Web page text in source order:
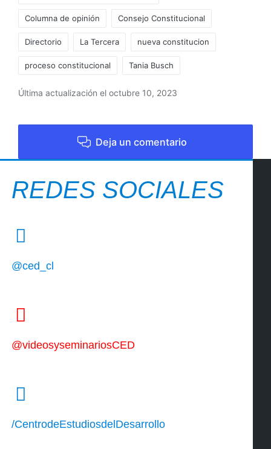
Columna de opinión Consejo Constitucional
Directorio La Tercera nueva constitucion
proceso constitucional Tania Busch
Última actualización el octubre 10, 2023
Deja un comentario
REDES SOCIALES
@ced_cl
@videosyseminariosCED
/CentrodeEstudiosdelDesarrollo